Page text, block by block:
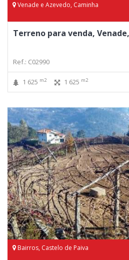
Venade e Azevedo, Caminha
Terreno para venda,
Ref.: C02990
1 625 m2 1 625 m2
Bairros, Castelo de Paiva